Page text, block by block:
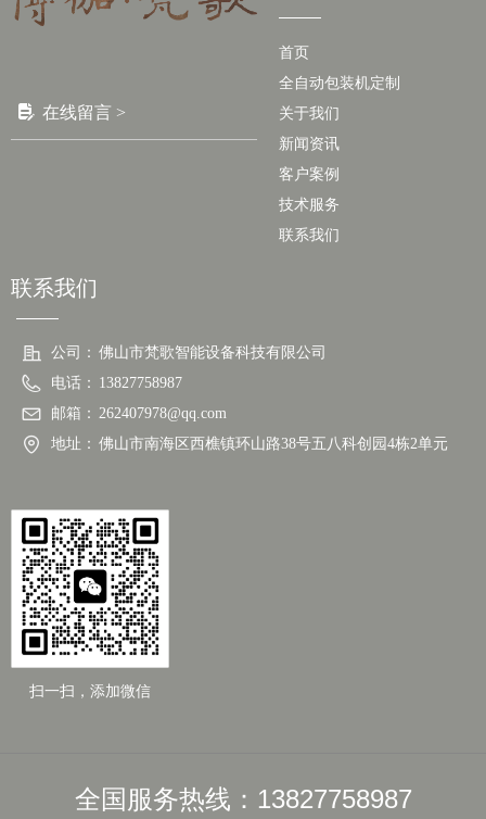
联系我们
公司： 佛山市梵歌智能设备科技有限公司
电话： 13827758987
邮箱： 262407978@qq.com
地址： 佛山市南海区西樵镇环山路38号五八科创园4栋2单元
扫一扫，添加微信
넖 在线留言 >
首页
全自动包装机定制
关于我们
新闻资讯
客户案例
技术服务
联系我们
全国服务热线：13827758987